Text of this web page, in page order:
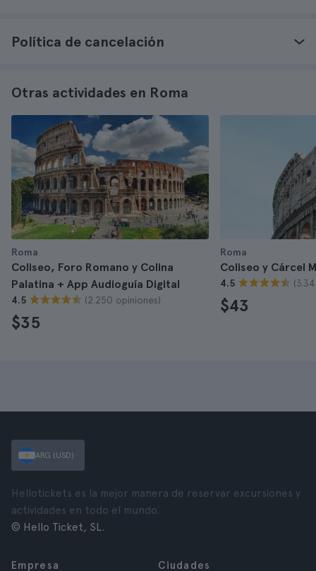
Política de cancelación
Otras actividades en Roma
Roma
Coliseo, Foro Romano y Colina
Palatina + App Audioguía Digital
4.5 (2.250 opiniones)
$35
Roma
Coliseo y Cárcel
4.5
$43
ARG (USD)
Hellotickets es la mejor manera de reservar excursiones y
actividades en todo el mundo.
© Hello Ticket, SL.
Empresa Ciudades